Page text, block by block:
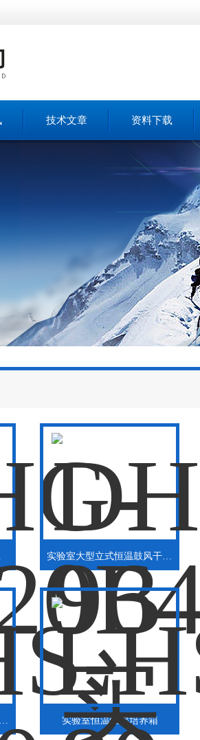
技术文章 资料下载
箱 实验室大型立式恒温鼓风干燥箱
实验室恒温恒湿环境试验箱150L 实验室恒温恒湿培养箱